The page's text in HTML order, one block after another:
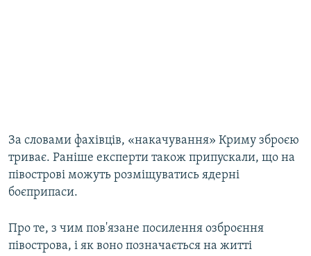
За словами фахівців, «накачування» Криму зброєю
триває. Раніше експерти також припускали, що на
півострові можуть розміщуватись ядерні
боєприпаси.
Про те, з чим пов'язане посилення озброєння
півострова, і як воно позначається на житті